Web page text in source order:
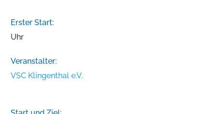
Erster Start:
Uhr
Veranstalter:
VSC Klingenthal e.V.